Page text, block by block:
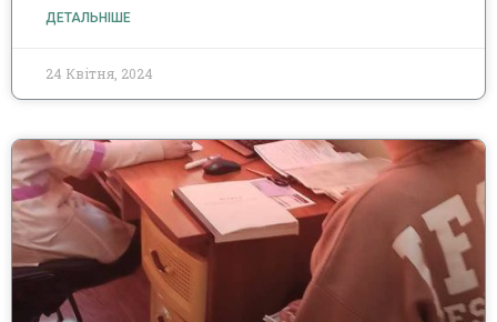
ДЕТАЛЬНІШЕ
24 Квітня, 2024